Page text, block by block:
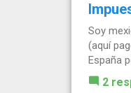
Soy
(aquí
España
2